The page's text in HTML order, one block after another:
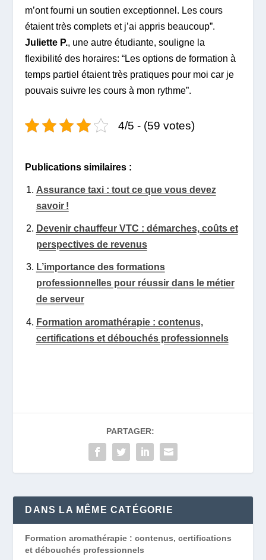
m’ont fourni un soutien exceptionnel. Les cours
étaient très complets et j’ai appris beaucoup”.
Juliette P., une autre étudiante, souligne la
flexibilité des horaires: “Les options de formation à
temps partiel étaient très pratiques pour moi car je
pouvais suivre les cours à mon rythme”.
4/5 - (59 votes)
Publications similaires :
Assurance taxi : tout ce que vous devez
savoir !
Devenir chauffeur VTC : démarches, coûts et
perspectives de revenus
L’importance des formations
professionnelles pour réussir dans le métier
de serveur
Formation aromathérapie : contenus,
certifications et débouchés professionnels
PARTAGER:
DANS LA MÊME CATÉGORIE
Formation aromathérapie : contenus, certifications
et débouchés professionnels